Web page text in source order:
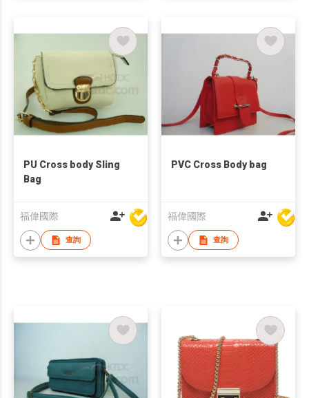
PU Cross body Sling
Bag
福偉國際
查詢
PVC Cross Body bag
福偉國際
查詢